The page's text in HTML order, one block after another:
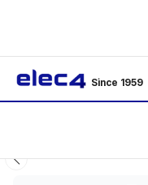
Since 1959